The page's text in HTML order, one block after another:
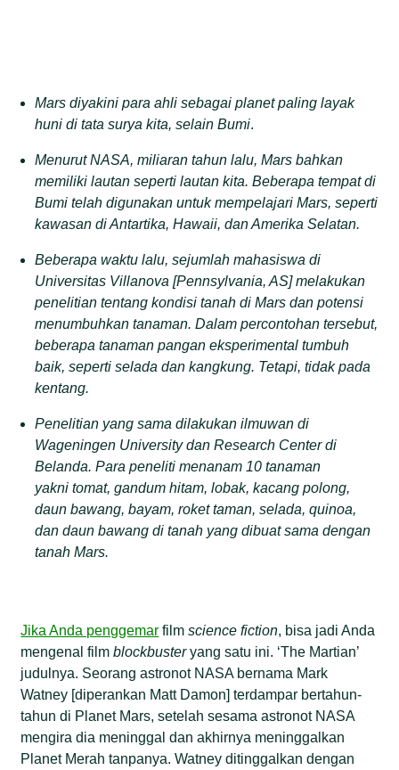
Mars diyakini para ahli sebagai planet paling layak
huni di tata surya kita, selain Bumi.
Menurut NASA, miliaran tahun lalu, Mars bahkan
memiliki lautan seperti lautan kita. Beberapa tempat di
Bumi telah digunakan untuk mempelajari Mars, seperti
kawasan di Antartika, Hawaii, dan Amerika Selatan.
Beberapa waktu lalu, sejumlah mahasiswa di
Universitas Villanova [Pennsylvania, AS] melakukan
penelitian tentang kondisi tanah di Mars dan potensi
menumbuhkan tanaman. Dalam percontohan tersebut,
beberapa tanaman pangan eksperimental tumbuh
baik, seperti selada dan kangkung. Tetapi, tidak pada
kentang.
Penelitian yang sama dilakukan ilmuwan di
Wageningen University dan Research Center di
Belanda. Para peneliti menanam 10 tanaman
yakni tomat, gandum hitam, lobak, kacang polong,
daun bawang, bayam, roket taman, selada, quinoa,
dan daun bawang di tanah yang dibuat sama dengan
tanah Mars.
Jika Anda penggemar filmscience fiction, bisa jadi Anda
mengenal filmblockbusteryang satu ini. ‘The Martian’
judulnya. Seorang astronot NASA bernama Mark
Watney [diperankan Matt Damon] terdampar bertahun-
tahun di Planet Mars, setelah sesama astronot NASA
mengira dia meninggal dan akhirnya meninggalkan
Planet Merah tanpanya. Watney ditinggalkan dengan